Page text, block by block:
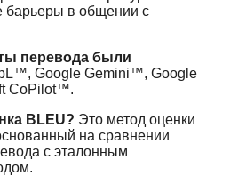
барьеры в общении с
перевода были
Google Gemini™, Google
CoPilot™.
BLEU? Это метод оценки
на сравнении
с эталонным